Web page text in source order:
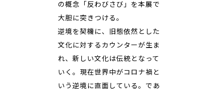
の概念「反わびさび」を本展で
大胆に突きつける。
逆境を契機に、旧態依然とした
文化に対するカウンターが生ま
れ、新しい文化は伝統となって
いく。現在世界中がコロナ禍と
いう逆境に直面している。であ